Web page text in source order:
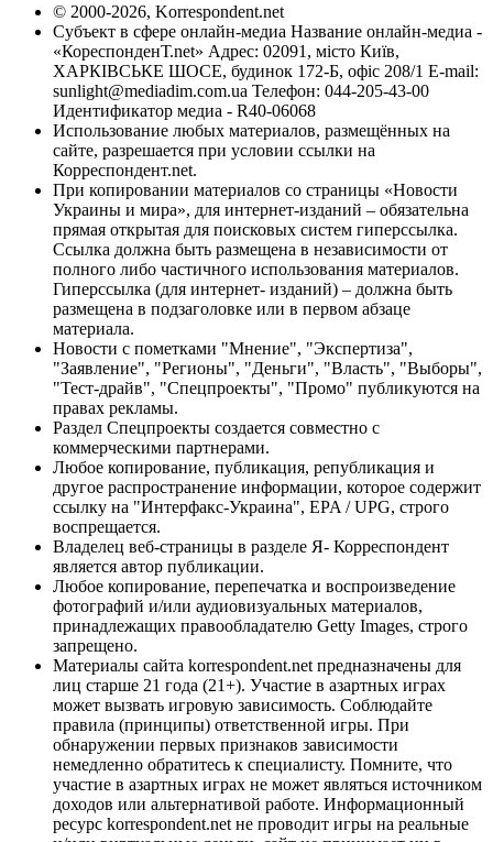
© 2000-2026, Korrespondent.net
Субъект в сфере онлайн-медиа Название онлайн-медиа -
«КореспонденТ.net» Адрес: 02091, місто Київ,
ХАРКІВСЬКЕ ШОСЕ, будинок 172-Б, офіс 208/1 E-mail:
sunlight@mediadim.com.ua Телефон: 044-205-43-00
Идентификатор медиа - R40-06068
Использование любых материалов, размещённых на
сайте, разрешается при условии ссылки на
Корреспондент.net.
При копировании материалов со страницы «Новости
Украины и мира», для интернет-изданий – обязательна
прямая открытая для поисковых систем гиперссылка.
Ссылка должна быть размещена в независимости от
полного либо частичного использования материалов.
Гиперссылка (для интернет- изданий) – должна быть
размещена в подзаголовке или в первом абзаце
материала.
Новости с пометками "Мнение", "Экспертиза",
"Заявление", "Регионы", "Деньги", "Власть", "Выборы",
"Тест-драйв", "Спецпроекты", "Промо" публикуются на
правах рекламы.
Раздел Спецпроекты создается совместно с
коммерческими партнерами.
Любое копирование, публикация, републикация и
другое распространение информации, которое содержит
ссылку на "Интерфакс-Украина", EPA / UPG, строго
воспрещается.
Владелец веб-страницы в разделе Я- Корреспондент
является автор публикации.
Любое копирование, перепечатка и воспроизведение
фотографий и/или аудиовизуальных материалов,
принадлежащих правообладателю Getty Images, строго
запрещено.
Материалы сайта korrespondent.net предназначены для
лиц старше 21 года (21+). Участие в азартных играх
может вызвать игровую зависимость. Соблюдайте
правила (принципы) ответственной игры. При
обнаружении первых признаков зависимости
немедленно обратитесь к специалисту. Помните, что
участие в азартных играх не может являться источником
доходов или альтернативой работе. Информационный
ресурс korrespondent.net не проводит игры на реальные